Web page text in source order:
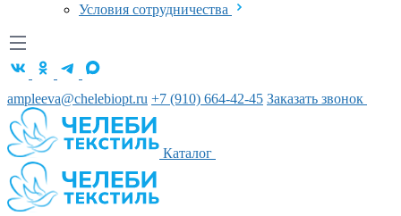
Условия сотрудничества
ampleeva@chelebiopt.ru +7 (910) 664-42-45 Заказать звонок
Каталог